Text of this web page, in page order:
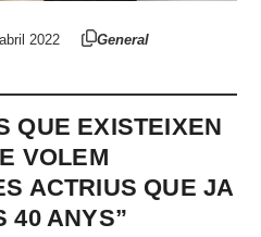
2022 General
QUE EXISTEIXEN
VOLEM
ACTRIUS QUE JA
40 ANYS”